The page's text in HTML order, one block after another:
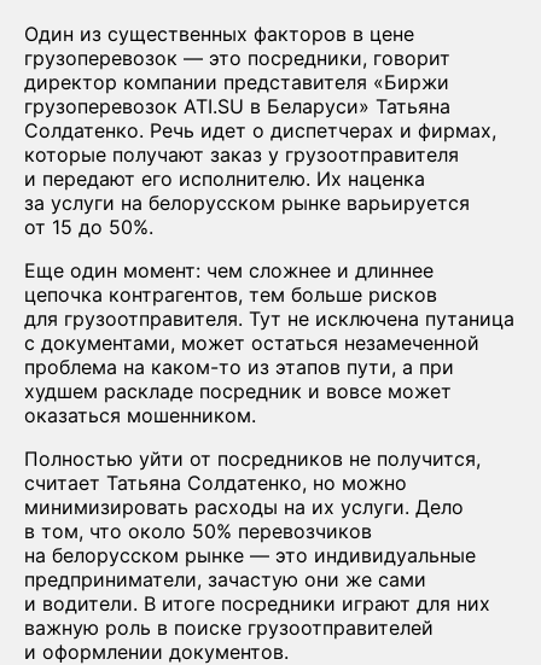
Один из существенных факторов в цене
грузоперевозок — это посредники, говорит
директор компании представителя «Биржи
грузоперевозок ATI.SU в Беларуси» Татьяна
Солдатенко. Речь идет о диспетчерах и фирмах,
которые получают заказ у грузоотправителя
и передают его исполнителю. Их наценка
за услуги на белорусском рынке варьируется
от 15 до 50%.
Еще один момент: чем сложнее и длиннее
цепочка контрагентов, тем больше рисков
для грузоотправителя. Тут не исключена путаница
с документами, может остаться незамеченной
проблема на каком-то из этапов пути, а при
худшем раскладе посредник и вовсе может
оказаться мошенником.
Полностью уйти от посредников не получится,
считает Татьяна Солдатенко, но можно
минимизировать расходы на их услуги. Дело
в том, что около 50% перевозчиков
на белорусском рынке — это индивидуальные
предприниматели, зачастую они же сами
и водители. В итоге посредники играют для них
важную роль в поиске грузоотправителей
и оформлении документов.